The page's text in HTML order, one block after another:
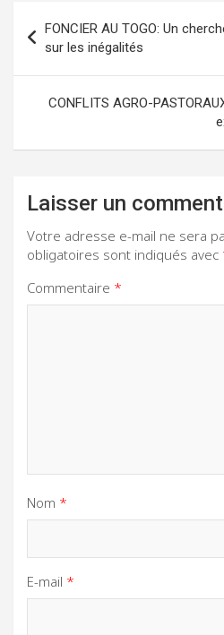
de
l’article
FONCIER AU TOGO: Un
sur les inégalités
CONFLITS AGRO-
Laisser un
Votre adresse e-mail ne sera
obligatoires sont indiqués avec
Commentaire *
Nom *
E-mail *